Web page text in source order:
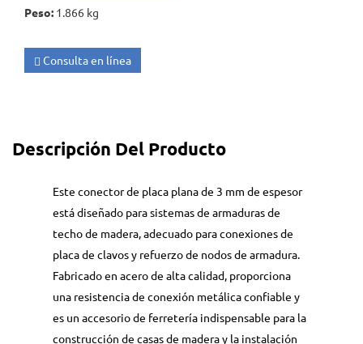
Peso: 1.866 kg
Consulta en línea
Descripción Del Producto
Este conector de placa plana de 3 mm de espesor
está diseñado para sistemas de armaduras de
techo de madera, adecuado para conexiones de
placa de clavos y refuerzo de nodos de armadura.
Fabricado en acero de alta calidad, proporciona
una resistencia de conexión metálica confiable y
es un accesorio de ferretería indispensable para la
construcción de casas de madera y la instalación